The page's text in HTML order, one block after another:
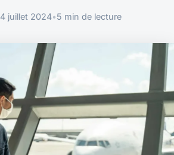
4 juillet 2024•5 min de lecture